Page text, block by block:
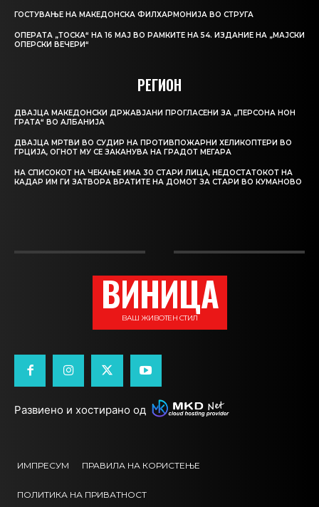
ГОСТУВАЊЕ НА МАКЕДОНСКА ФИЛХАРМОНИЈА ВО СТРУГА
ОПЕРАТА „ТОСКА“ НА 16 МАЈ ВО РАМКИТЕ НА 54. ИЗДАНИЕ НА „МАЈСКИ
ОПЕРСКИ ВЕЧЕРИ“
РЕГИОН
ДВАЈЦА МАКЕДОНСКИ ДРЖАВЈАНИ ПРОГЛАСЕНИ ЗА „ПЕРСОНА НОН
ГРАТА“ ВО АЛБАНИЈА
ДВАЈЦА МРТВИ ВО СУДИР НА ПРОТИВПОЖАРНИ ХЕЛИКОПТЕРИ ВО
ГРЦИЈА, ОГНОТ МУ СЕ ЗАКАНУВА НА ГРАДОТ МЕГАРА
НА СПИСОКОТ НА ЧЕКАЊЕ ИМА 30 СТАРИ ЛИЦА, НЕДОСТАТОКОТ НА
КАДАР ИМ ГИ ЗАТВОРА ВРАТИТЕ НА ДОМОТ ЗА СТАРИ ВО КУМАНОВО
ВИНИЦА
ВАШ ЖИВОТЕН СТИЛ
Развиено и хостирано од
ИМПРЕСУМ ПРАВИЛА НА КОРИСТЕЊЕ
ПОЛИТИКА НА ПРИВАТНОСТ